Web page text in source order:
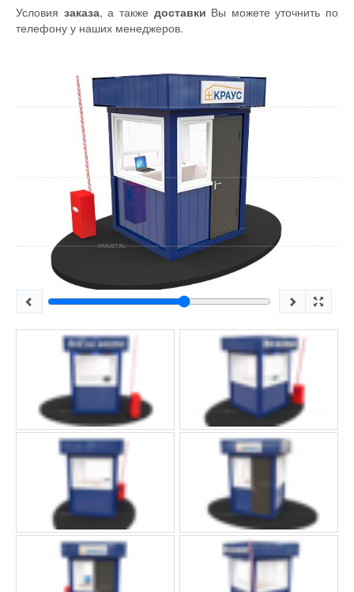
Условия заказа, а также доставки Вы можете уточнить по
телефону у наших менеджеров.